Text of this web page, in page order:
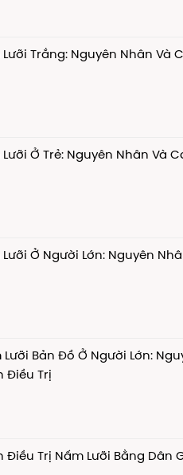
Lưỡi Trắng: Nguyên Nhân Và
Lưỡi Ở Trẻ: Nguyên Nhân Và
Lưỡi Ở Người Lớn: Nguyên
Lưỡi Bản Đồ Ở Người Lớn:
Điều Trị
Điều Trị Nấm Lưỡi Bằng Dân